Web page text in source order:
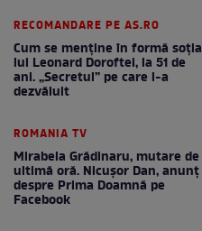
RECOMANDARE PE AS.RO
Cum se menţine în formă soţia
lui Leonard Doroftei, la 51 de
ani. „Secretul” pe care l-a
dezvăluit
ROMANIA TV
Mirabela Grădinaru, mutare de
ultimă oră. Nicuşor Dan, anunţ
despre Prima Doamnă pe
Facebook